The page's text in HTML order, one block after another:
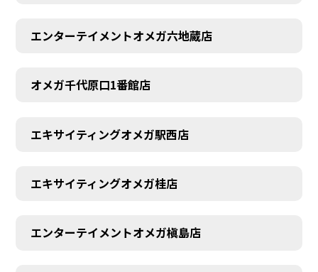
エンターテイメントオメガ六地蔵店
オメガ千代原口1番館店
エキサイティングオメガ駅西店
エキサイティングオメガ桂店
エンターテイメントオメガ槇島店